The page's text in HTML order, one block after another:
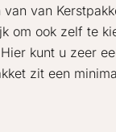
van van
om ook zelf te
kunt u zeer
zit een